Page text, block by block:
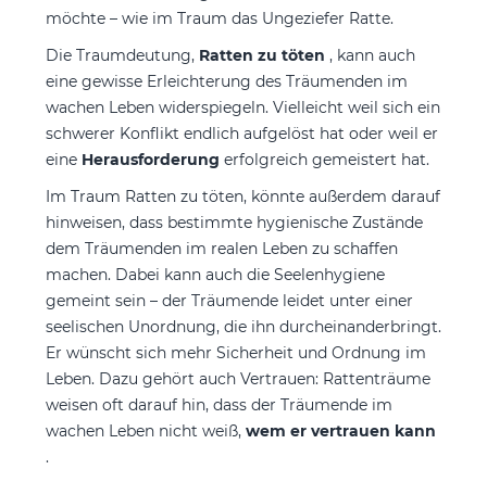
möchte – wie im Traum das Ungeziefer Ratte.
Die Traumdeutung, Ratten zu töten , kann auch
eine gewisse Erleichterung des Träumenden im
wachen Leben widerspiegeln. Vielleicht weil sich ein
schwerer Konflikt endlich aufgelöst hat oder weil er
eine Herausforderung erfolgreich gemeistert hat.
Im Traum Ratten zu töten, könnte außerdem darauf
hinweisen, dass bestimmte hygienische Zustände
dem Träumenden im realen Leben zu schaffen
machen. Dabei kann auch die Seelenhygiene
gemeint sein – der Träumende leidet unter einer
seelischen Unordnung, die ihn durcheinanderbringt.
Er wünscht sich mehr Sicherheit und Ordnung im
Leben. Dazu gehört auch Vertrauen: Rattenträume
weisen oft darauf hin, dass der Träumende im
wachen Leben nicht weiß, wem er vertrauen kann
.